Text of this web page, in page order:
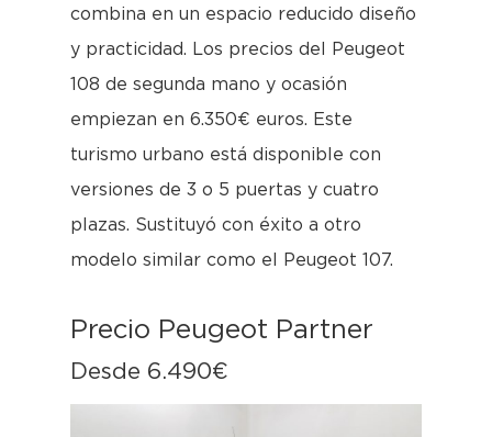
combina en un espacio reducido diseño
y practicidad. Los precios del Peugeot
108 de segunda mano y ocasión
empiezan en 6.350€ euros. Este
turismo urbano está disponible con
versiones de 3 o 5 puertas y cuatro
plazas. Sustituyó con éxito a otro
modelo similar como el Peugeot 107.
Precio Peugeot Partner
Desde 6.490€